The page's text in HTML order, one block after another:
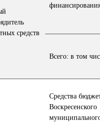
средств
Всего: в том
Средства
Воскресенского